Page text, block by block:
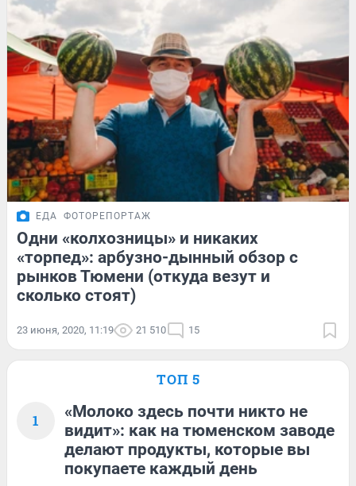
ЕДА ФОТОРЕПОРТАЖ
Одни «колхозницы» и никаких
«торпед»: арбузно-дынный обзор с
рынков Тюмени (откуда везут и
сколько стоят)
23 июня, 2020, 11:19 21 510 15
ТОП 5
1
«Молоко здесь почти никто не
видит»: как на тюменском заводе
делают продукты, которые вы
покупаете каждый день